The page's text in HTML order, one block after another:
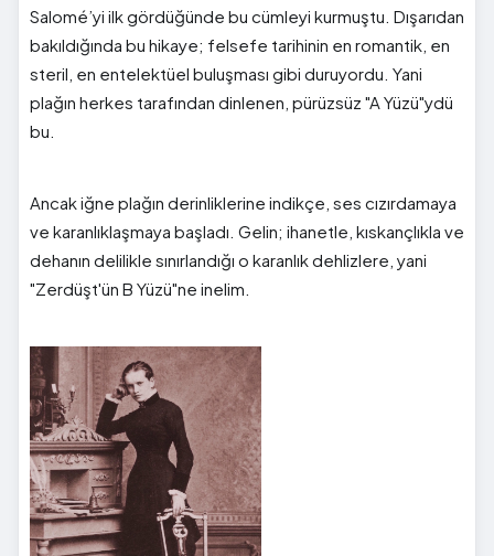
Salomé’yi ilk gördüğünde bu cümleyi kurmuştu. Dışarıdan
bakıldığında bu hikaye; felsefe tarihinin en romantik, en
steril, en entelektüel buluşması gibi duruyordu. Yani
plağın herkes tarafından dinlenen, pürüzsüz "A Yüzü"ydü
bu.
Ancak iğne plağın derinliklerine indikçe, ses cızırdamaya
ve karanlıklaşmaya başladı. Gelin; ihanetle, kıskançlıkla ve
dehanın delilikle sınırlandığı o karanlık dehlizlere, yani
"Zerdüşt'ün B Yüzü"ne inelim.